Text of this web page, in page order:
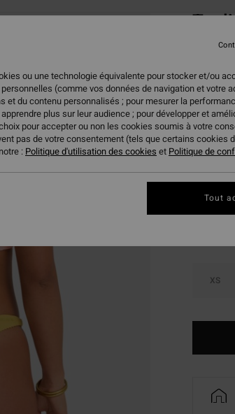
Bas de
ECO-
39,95 €
BONS
XS
ou une technologie équivalente pour stocker et/ou
(comme vos données de navigation et votre
et du contenu personnalisés ; pour mesurer la
plus sur leur audience ; pour développer et
pour accepter ou non les cookies soumis à votre
pas de votre consentement (tels que certains cookies
: Politique d'utilisation des cookies et Politique de
Tout